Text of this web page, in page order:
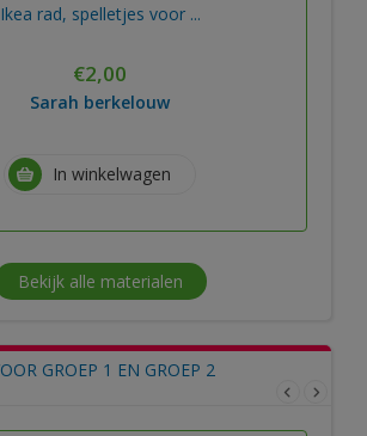
Ikea rad, spelletjes voor ...
€2,00
Sarah berkelouw
In winkelwagen
Bekijk alle materialen
GROEP 1 EN GROEP 2